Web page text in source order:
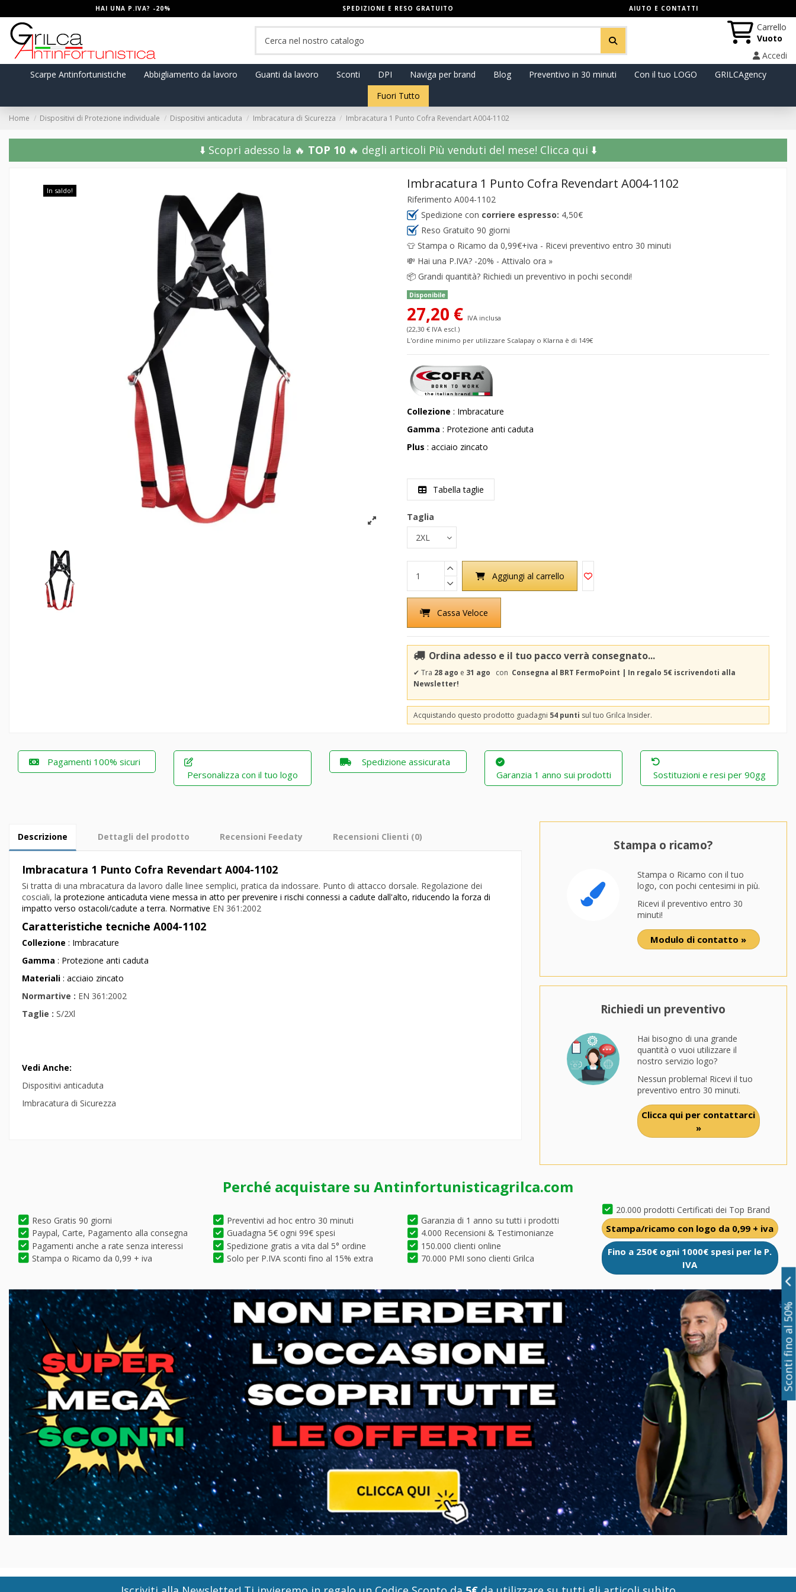
HAI UNA P.IVA? -20% SPEDIZIONE E RESO GRATUITO AIUTO E CONTATTI
Carrello
Vuoto
Accedi
Scarpe Antinfortunistiche
Abbigliamento da lavoro Guanti da lavoro Sconti DPI Naviga per brand Blog Preventivo in 30 minuti Con il tuo LOGO
GRILCAgency
Fuori Tutto
Home Dispositivi di Protezione individuale Dispositivi anticaduta Imbracatura di Sicurezza Imbracatura 1 Punto Cofra Revendart A004-1102
⬇️ Scopri adesso la 🔥 TOP 10🔥 degli articoli Più venduti del mese!️ Clicca qui ⬇️
In saldo! Imbracatura 1 Punto Cofra Revendart A004-1102
Riferimento A004-1102
Spedizione con corriere espresso: 4,50€
Reso Gratuito 90 giorni
👕 Stampa o Ricamo da 0,99€+iva - Ricevi preventivo entro 30 minuti
💸 Hai una P.IVA? -20% - Attivalo ora »
📦 Grandi quantità? Richiedi un preventivo in pochi secondi!
Disponibile
27,20 € IVA inclusa
(22,30 € IVA escl.)
L'ordine minimo per utilizzare Scalapay o Klarna è di 149€
Collezione : Imbracature
Gamma : Protezione anti caduta
Plus : acciaio zincato
Tabella taglie
Taglia
Aggiungi al carrello
Cassa Veloce
Ordina adesso e il tuo pacco verrà consegnato...
✔ Tra 28 ago e 31 ago con Consegna al BRT FermoPoint | In regalo 5€ iscrivendoti alla
Newsletter!
Acquistando questo prodotto guadagni 54 punti sul tuo Grilca Insider.
Pagamenti 100% sicuri
Personalizza con il tuo logo
Spedizione assicurata
Garanzia 1 anno sui prodotti
Sostituzioni e resi per 90gg
Descrizione Dettagli del prodotto Recensioni Feedaty Recensioni Clienti (0)
Imbracatura 1 Punto Cofra Revendart A004-1102
Si tratta di una mbracatura da lavoro dalle linee semplici, pratica da indossare. Punto di attacco dorsale. Regolazione dei
cosciali, la protezione anticaduta viene messa in atto per prevenire i rischi connessi a cadute dall'alto, riducendo la forza di
impatto verso ostacoli/cadute a terra. Normative EN 361:2002
Caratteristiche tecniche A004-1102
Collezione : Imbracature
Gamma : Protezione anti caduta
Materiali : acciaio zincato
Normartive : EN 361:2002
Taglie : S/2Xl
Vedi Anche:
Dispositivi anticaduta
Imbracatura di Sicurezza
Stampa o ricamo?
Stampa o Ricamo con il tuo
logo, con pochi centesimi in più.
Ricevi il preventivo entro 30
minuti!
Modulo di contatto »
Richiedi un preventivo
Hai bisogno di una grande
quantità o vuoi utilizzare il
nostro servizio logo?
Nessun problema! Ricevi il tuo
preventivo entro 30 minuti.
Clicca qui per contattarci
»
Perché acquistare su Antinfortunisticagrilca.com
Reso Gratis 90 giorni
Paypal, Carte, Pagamento alla consegna
Pagamenti anche a rate senza interessi
Stampa o Ricamo da 0,99 + iva
Preventivi ad hoc entro 30 minuti
Guadagna 5€ ogni 99€ spesi
Spedizione gratis a vita dal 5° ordine
Solo per P.IVA sconti fino al 15% extra
Garanzia di 1 anno su tutti i prodotti
4.000 Recensioni & Testimonianze
150.000 clienti online
70.000 PMI sono clienti Grilca
20.000 prodotti Certificati dei Top Brand
Stampa/ricamo con logo da 0,99 + iva
Fino a 250€ ogni 1000€ spesi per le P.
IVA
Sconti fino al 50%